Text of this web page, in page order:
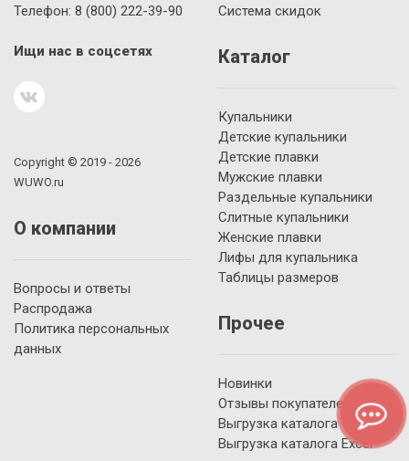
Телефон: 8 (800) 222-39-90
Ищи нас в соцсетях
Copyright © 2019 - 2026
WUWO.ru
О компании
Вопросы и ответы
Распродажа
Политика персональных
данных
Система скидок
Каталог
Купальники
Детские купальники
Детские плавки
Мужские плавки
Раздельные купальники
Слитные купальники
Женские плавки
Лифы для купальника
Таблицы размеров
Прочее
Новинки
Отзывы покупателей
Выгрузка каталога YML
Выгрузка каталога Excel